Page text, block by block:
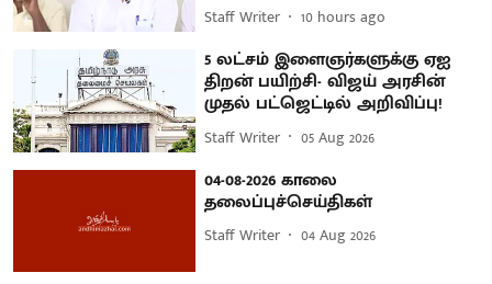
Staff Writer 10 hours ago
5 லட்சம் இளைஞர்களுக்கு ஏஐ
திறன் பயிற்சி- விஜய் அரசின்
முதல் பட்ஜெட்டில் அறிவிப்பு!
Staff Writer 05 Aug 2026
04-08-2026 காலை
தலைப்புச்செய்திகள்
Staff Writer 04 Aug 2026